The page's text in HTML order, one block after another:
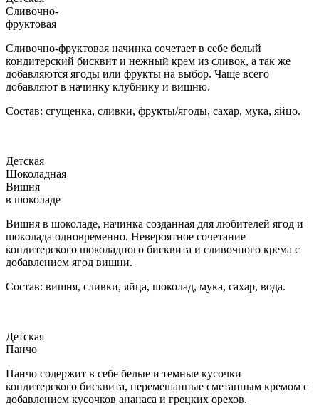
Сливочно-
фруктовая
Сливочно-фруктовая начинка сочетает в себе белый
кондитерский бисквит и нежный крем из сливок, а так же
добавляются ягоды или фрукты на выбор. Чаще всего
добавляют в начинку клубнику и вишню.
Состав: сгущенка, сливки, фрукты/ягоды, сахар, мука, яйцо.
Детская
Шоколадная
Вишня
в шоколаде
Вишня в шоколаде, начинка созданная для любителей ягод и
шоколада одновременно. Невероятное сочетание
кондитерского шоколадного бисквита и сливочного крема с
добавлением ягод вишни.
Состав: вишня, сливки, яйца, шоколад, мука, сахар, вода.
Детская
Панчо
Панчо содержит в себе белые и темные кусочки
кондитерского бисквита, перемешанные сметанным кремом с
добавлением кусочков ананаса и грецких орехов.